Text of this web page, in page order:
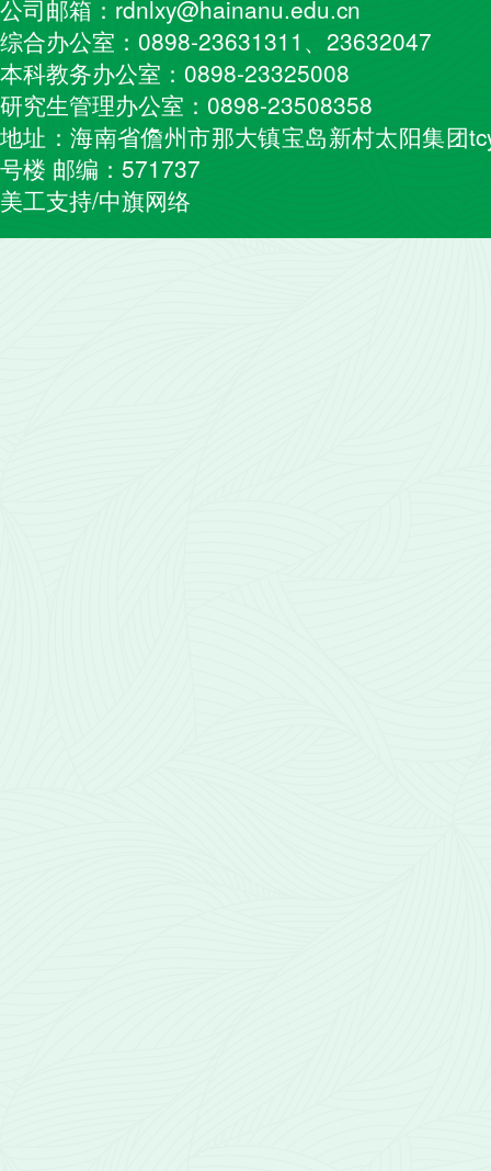
公司邮箱：rdnlxy@hainanu.edu.cn
综合办公室：0898-23631311、23632047
本科教务办公室：0898-23325008
研究生管理办公室：0898-23508358
地址：海南省儋州市那大镇宝岛新村太阳集团
号楼 邮编：571737
美工支持/中旗网络